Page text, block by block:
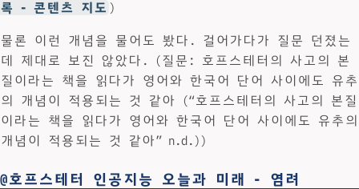
록 - 콘텐츠 지도 )
물론 이런 개념을 물어도 봤다. 걸어가다가 질문 던졌는
데 제대로 보진 않았다. (질문: 호프스테터의 사고의 본
질이라는 책을 읽다가 영어와 한국어 단어 사이에도 유추
의 개념이 적용되는 것 같아 (“호프스테터의 사고의 본질
이라는 책을 읽다가 영어와 한국어 단어 사이에도 유추의
개념이 적용되는 것 같아” n.d.))
@호프스테터 인공지능 오늘과 미래 - 염려